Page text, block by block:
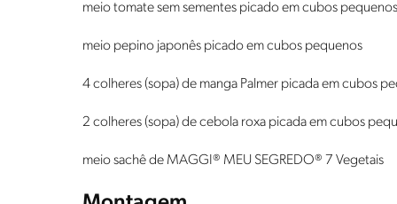
meio tomate sem sementes picado em cubos pequenos
meio pepino japonês picado em cubos pequenos
4 colheres (sopa) de manga Palmer picada em cubos
2 colheres (sopa) de cebola roxa picada em cubos
meio sachê de MAGGI® MEU SEGREDO® 7 Vegetais